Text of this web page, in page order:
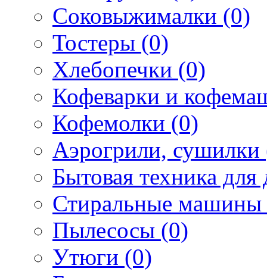
Соковыжималки (0)
Тостеры (0)
Хлебопечки (0)
Кофеварки и
Кофемолки (0)
Аэрогрили, сушилки
Бытовая техника
Стиральные машины
Пылесосы (0)
Утюги (0)